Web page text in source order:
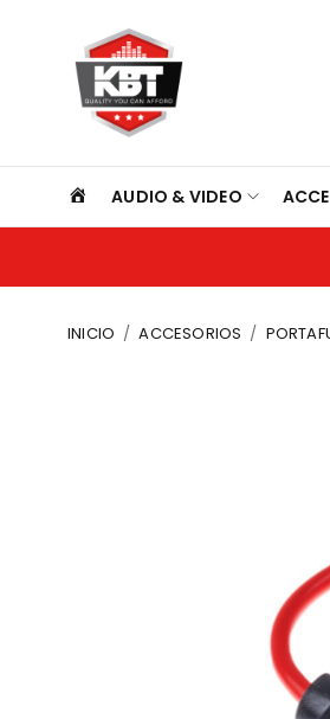
INICIO
AUDIO & VIDEO
INICIO / ACCESORIOS /